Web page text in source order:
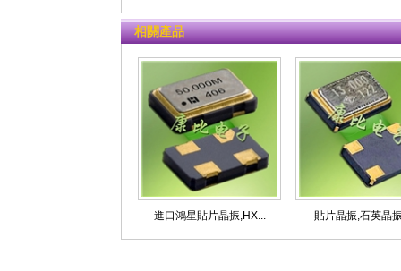
相關產品
進口鴻星貼片晶振,HX... 貼片晶振,石英晶